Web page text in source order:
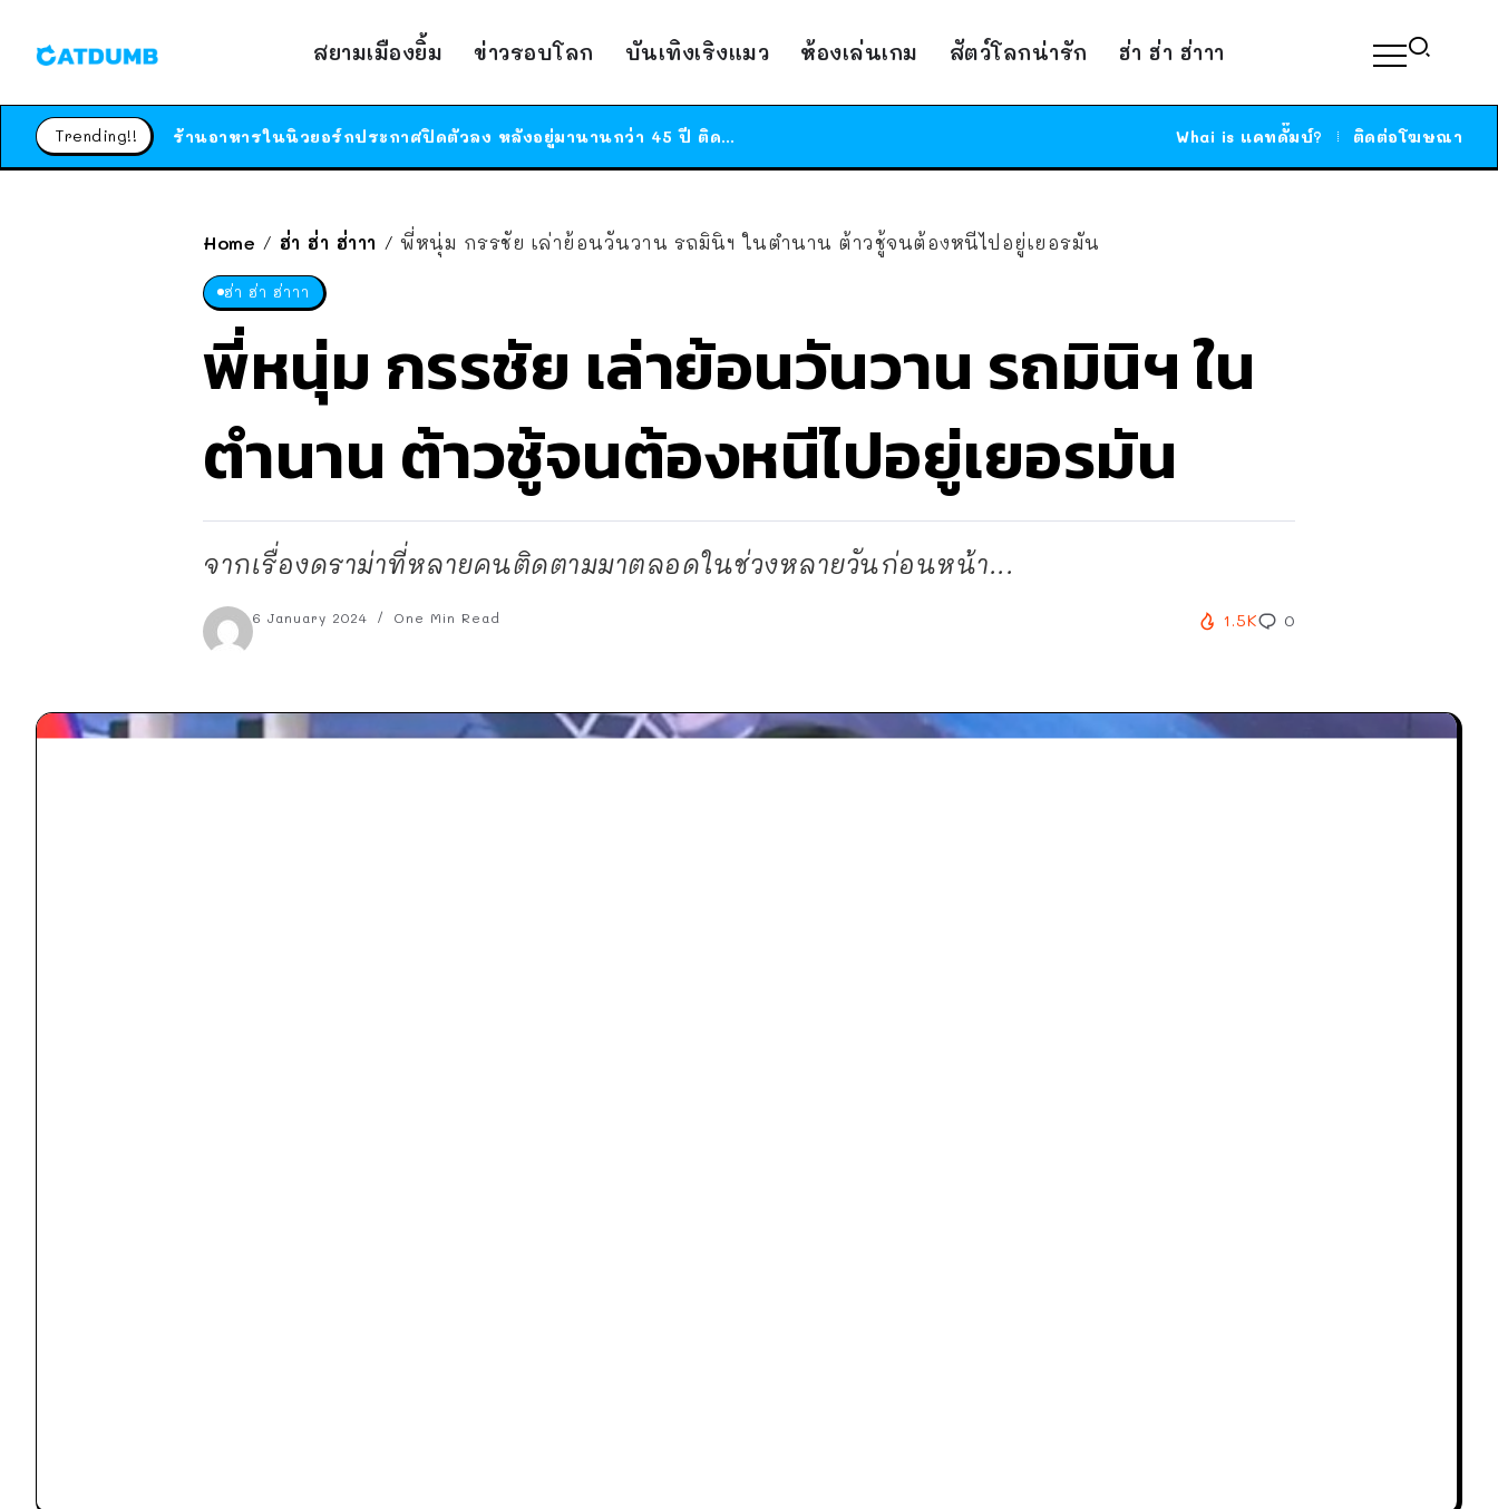
สยามเมืองยิ้ม ข่าวรอบโลก บันเทิงเริงแมว ห้องเล่นเกม สัตว์โลกน่ารัก ฮ่า ฮ่า ฮ่าาา
Trending!!
สาวญี่ปุ่นโดนแมวตัวเองกัด ไม่ได้ไปหาหมอตั้งแต่เนิ่นๆ สุดท้ายขาบวม กลายเป็นโรคเนื้อเน่า เตือนทาสแมวทั้งหลายให้ระวัง
ร้านอาหารในนิวยอร์กประกาศปิดตัวลง หลังอยู่มานานกว่า 45 ปี ติดป้ายขอบคุณลูกค้าทุกคน แถมสูตรทำไวท์ซอสให้แบบจัดเต็ม Whai is แคทดั๊มบ์? ติดต่อโฆษณา
Home / ฮ่า ฮ่า ฮ่าาา / พี่หนุ่ม กรรชัย เล่าย้อนวันวาน รถมินิฯ ในตำนาน ต้าวชู้จนต้องหนีไปอยู่เยอรมัน
ฮ่า ฮ่า ฮ่าาา
พี่หนุ่ม กรรชัย เล่าย้อนวันวาน รถมินิฯ ใน
ตำนาน ต้าวชู้จนต้องหนีไปอยู่เยอรมัน
จากเรื่องดราม่าที่หลายคนติดตามมาตลอดในช่วงหลายวันก่อนหน้า...
6 January 2024 One Min Read 1.5K 0